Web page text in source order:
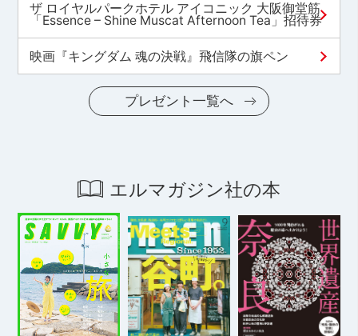
ザ ロイヤルパークホテル アイコニック 大阪御堂筋
「Essence – Shine Muscat Afternoon Tea」招待券
映画『キングダム 魂の決戦』飛信隊の旗ペン
プレゼント一覧へ
エルマガジン社の本